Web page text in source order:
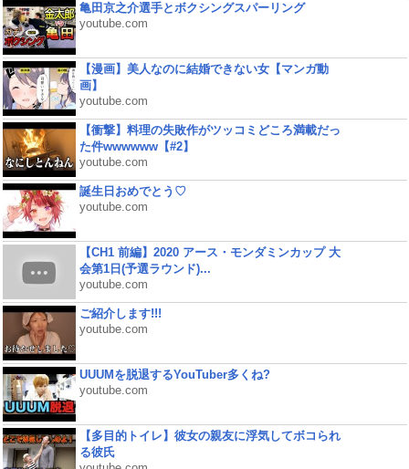
亀田京之介選手とボクシングスパーリング
youtube.com
【漫画】美人なのに結婚できない女【マンガ動
画】
youtube.com
【衝撃】料理の失敗作がツッコミどころ満載だっ
た件wwwwww【#2】
youtube.com
誕生日おめでとう♡
youtube.com
【CH1 前編】2020 アース・モンダミンカップ 大
会第1日(予選ラウンド)...
youtube.com
ご紹介します!!!
youtube.com
UUUMを脱退するYouTuber多くね?
youtube.com
【多目的トイレ】彼女の親友に浮気してボコられ
る彼氏